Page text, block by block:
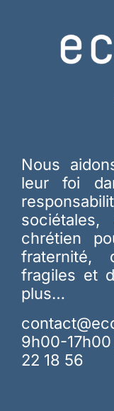
Nous
leur foi
chrétien
fragiles et
plus…
9h00-
22 18 56